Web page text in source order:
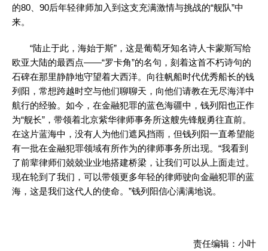
的80、90后年轻律师加入到这支充满激情与挑战的“舰队”中
来。
“陆止于此，海始于斯”，这是葡萄牙知名诗人卡蒙斯写给
欧亚大陆的最西点——“罗卡角”的名句，刻着这首不朽诗句的
石碑在那里静静地守望着大西洋。向往帆船时代优秀船长的钱
列阳，常想跨越时空与他们聊聊天，向他们请教在无尽海洋中
航行的经验。如今，在金融犯罪的蓝色海疆中，钱列阳也正作
为“舰长”，带领着北京紫华律师事务所这艘先锋舰勇往直前。
在这片蓝海中，没有人为他们遮风挡雨，但钱列阳一直希望能
有一批在金融犯罪领域有所作为的律师事务所出现。“我看到
了前辈律师们兢兢业业地搭建桥梁，让我们可以从上面走过。
现在轮到了我们，可以带领更多年轻的律师驶向金融犯罪的蓝
海，这是我们这代人的使命。”钱列阳信心满满地说。
责任编辑：小叶